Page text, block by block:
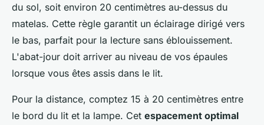
du sol, soit environ 20 centimètres au-dessus du
matelas. Cette règle garantit un éclairage dirigé vers
le bas, parfait pour la lecture sans éblouissement.
L'abat-jour doit arriver au niveau de vos épaules
lorsque vous êtes assis dans le lit.
Pour la distance, comptez 15 à 20 centimètres entre
le bord du lit et la lampe. Cet espacement optimal